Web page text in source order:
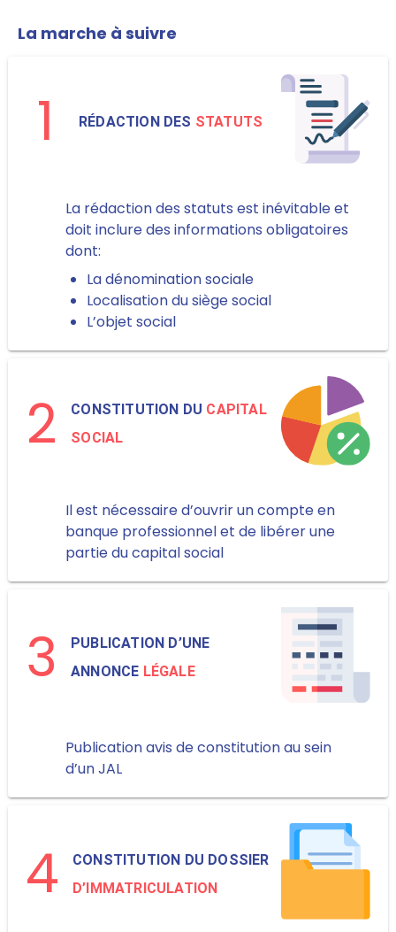
La marche à suivre
1 RÉDACTION DES STATUTS
La rédaction des statuts est inévitable et
doit inclure des informations obligatoires
dont:
La dénomination sociale
Localisation du siège social
L’objet social
2 CONSTITUTION DU CAPITAL
SOCIAL
Il est nécessaire d’ouvrir un compte en
banque professionnel et de libérer une
partie du capital social
3
PUBLICATION D’UNE
ANNONCE LÉGALE
Publication avis de constitution au sein
d’un JAL
4
CONSTITUTION DU DOSSIER
D’IMMATRICULATION